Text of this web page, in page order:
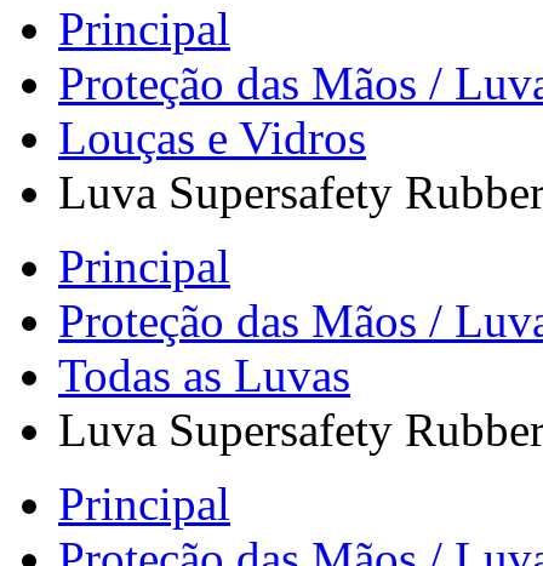
Principal
Proteção das Mãos /
Louças e Vidros
Luva Supersafety
Principal
Proteção das Mãos /
Todas as Luvas
Luva Supersafety
Principal